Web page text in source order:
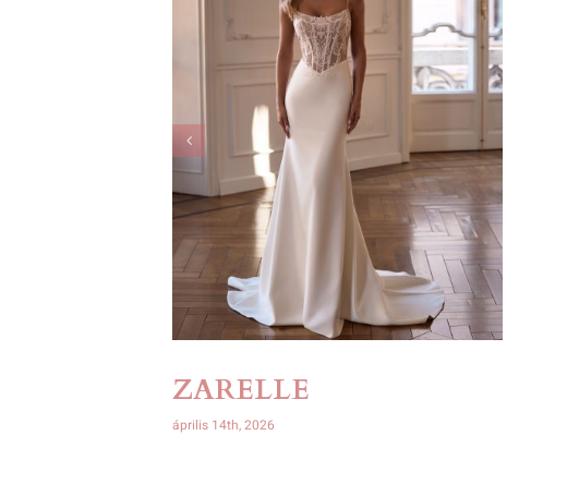
ZARELLE
április 14th, 2026